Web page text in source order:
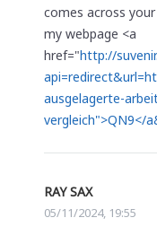
comes across
my webpage <a
href="http://
ausgelagerte-
vergleich">QN9</
RAY SAX
05/11/2024, 19:55